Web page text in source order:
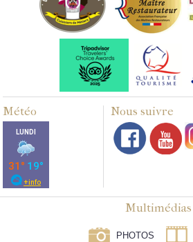
Météo Nous suivre
Multimédias
PHOTOS